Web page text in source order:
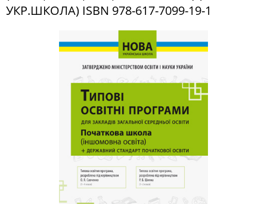
УКР.ШКОЛА) ISBN 978-617-7099-19-1